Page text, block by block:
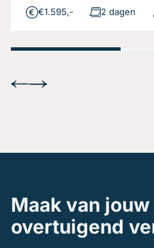
€1.595,- 2 dagen
Maak van
overtuigend